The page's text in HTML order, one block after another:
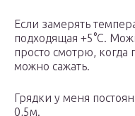
Если замерять
подходящая +5°С.
просто смотрю, когда
можно сажать.
Грядки у меня
0,5м.